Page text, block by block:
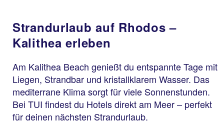
Strandurlaub auf Rhodos –
Kalithea erleben
Am Kalithea Beach genießt du entspannte Tage mit
Liegen, Strandbar und kristallklarem Wasser. Das
mediterrane Klima sorgt für viele Sonnenstunden.
Bei TUI findest du Hotels direkt am Meer – perfekt
für deinen nächsten Strandurlaub.